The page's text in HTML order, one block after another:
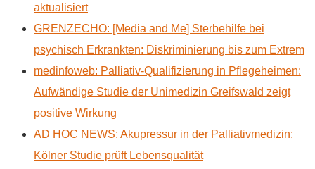
aktualisiert
GRENZECHO: [Media and Me] Sterbehilfe bei
psychisch Erkrankten: Diskriminierung bis zum Extrem
medinfoweb: Palliativ-Qualifizierung in Pflegeheimen:
Aufwändige Studie der Unimedizin Greifswald zeigt
positive Wirkung
AD HOC NEWS: Akupressur in der Palliativmedizin:
Kölner Studie prüft Lebensqualität